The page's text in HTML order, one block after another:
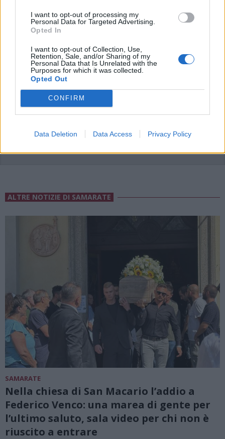
I want to opt-out of processing my
Personal Data for Targeted Advertising.
Opted In
I want to opt-out of Collection, Use,
Retention, Sale, and/or Sharing of my
Personal Data that Is Unrelated with the
Purposes for which it was collected.
Opted Out
CONFIRM
Data Deletion Data Access Privacy Policy
ADV
ALTRE NOTIZIE DI SAMARATE
SAMARATE
Nella chiesa di San Macario l’addio a
Federico Venco: una marea di gente per
l’ultimo saluto, sala video per chi non è
riuscito a entrare